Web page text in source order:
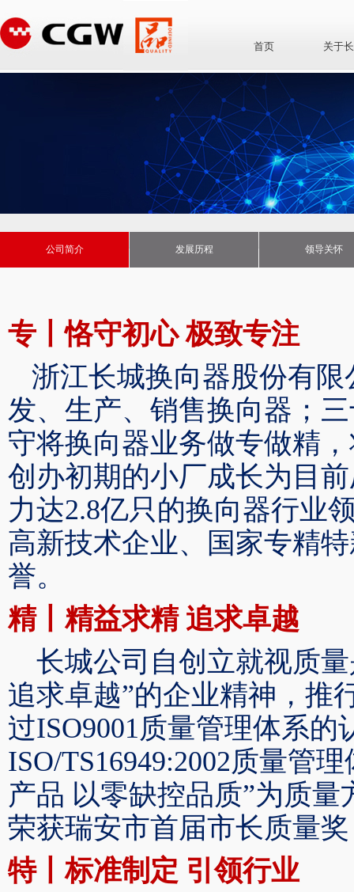
关于
首页
公司简介 发展历程 领导关怀
专丨恪守初心 极
浙江长城换向器股份有限
发、生产、销售换向器；
守将换向器业务做专做精
创办初期的小厂成长为目
力达2.8亿只的换向器行业
高新技术企业、国家专精
誉。
精丨精益求精 追求卓越
长城公司自创立就视质
追求卓越”的企业精神，推
过ISO9001质量管理体系的
ISO/TS16949:2002质量管
产品 以零缺控品质”为质
荣获瑞安市首届市长质量
特丨标准制定 引领行业